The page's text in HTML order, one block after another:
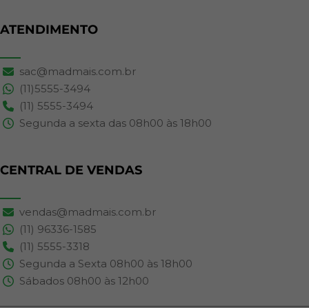
ATENDIMENTO
sac@madmais.com.br
(11)5555-3494
(11) 5555-3494
Segunda a sexta das 08h00 às 18h00
CENTRAL DE VENDAS
vendas@madmais.com.br
(11) 96336-1585
(11) 5555-3318
Segunda a Sexta 08h00 às 18h00
Sábados 08h00 às 12h00